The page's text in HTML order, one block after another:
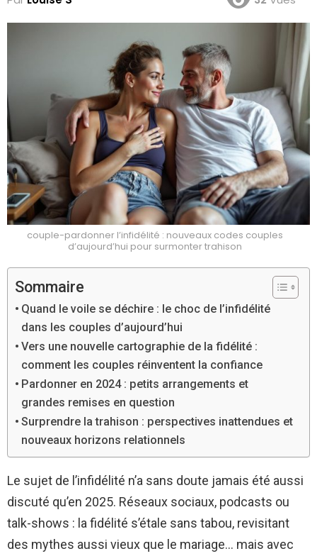
couple-pardonner l’infidélité : nouveaux codes couples
d’aujourd’hui pour surmonter trahison
Sommaire
Quand le voile se déchire : le choc de l’infidélité
dans les couples d’aujourd’hui
Vers une nouvelle cartographie de la fidélité :
comment les couples réinventent la confiance
Pardonner en 2024 : petits arrangements et
grandes remises en question
Surprendre la trahison : perspectives inattendues et
nouveaux horizons relationnels
Le sujet de l’infidélité n’a sans doute jamais été aussi
discuté qu’en 2025. Réseaux sociaux, podcasts ou
talk-shows : la fidélité s’étale sans tabou, revisitant
des mythes aussi vieux que le mariage… mais avec